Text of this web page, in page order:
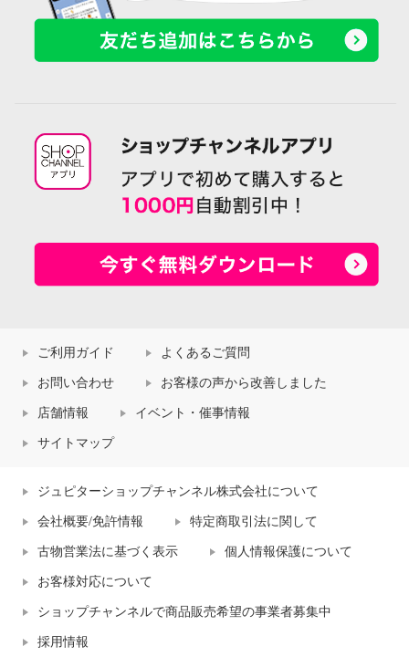
ご利用ガイド よくあるご質問
お問い合わせ お客様の声から改善しました
店舗情報 イベント・催事情報
サイトマップ
ジュピターショップチャンネル株式会社について
会社概要/免許情報 特定商取引法に関して
古物営業法に基づく表示 個人情報保護について
お客様対応について
ショップチャンネルで商品販売希望の事業者募集中
採用情報